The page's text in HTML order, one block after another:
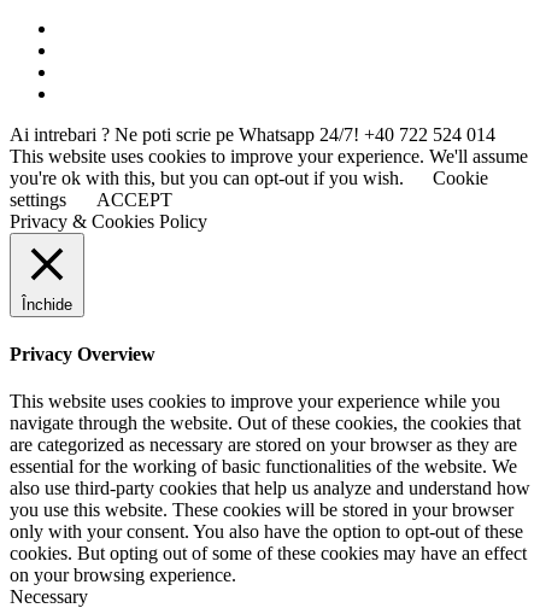
Ai intrebari ? Ne poti scrie pe Whatsapp 24/7! +40 722 524 014
This website uses cookies to improve your experience. We'll assume
you're ok with this, but you can opt-out if you wish.
Cookie
settings
ACCEPT
Privacy & Cookies Policy
Închide
Privacy Overview
This website uses cookies to improve your experience while you
navigate through the website. Out of these cookies, the cookies that
are categorized as necessary are stored on your browser as they are
essential for the working of basic functionalities of the website. We
also use third-party cookies that help us analyze and understand how
you use this website. These cookies will be stored in your browser
only with your consent. You also have the option to opt-out of these
cookies. But opting out of some of these cookies may have an effect
on your browsing experience.
Necessary